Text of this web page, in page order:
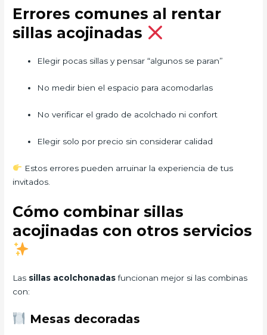
Errores comunes al rentar
sillas acojinadas
Elegir pocas sillas y pensar “algunos se paran”
No medir bien el espacio para acomodarlas
No verificar el grado de acolchado ni confort
Elegir solo por precio sin considerar calidad
Estos errores pueden arruinar la experiencia de tus
invitados.
Cómo combinar sillas
acojinadas con otros servicios
Las sillas acolchonadasfuncionan mejor si las combinas
con:
Mesas decoradas